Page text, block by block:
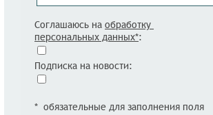
Соглашаюсь на обработку
персональных данных*:
Подписка на новости:
* обязательные для заполнения поля